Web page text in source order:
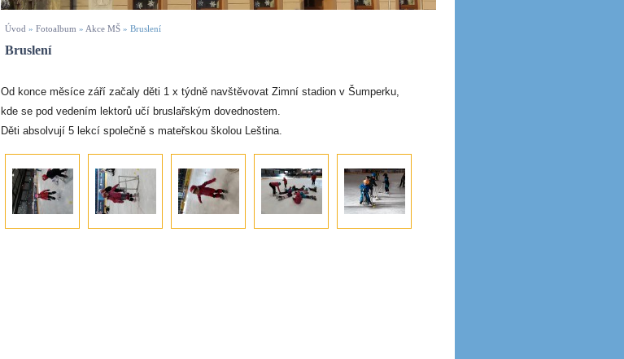
Úvod » Fotoalbum » Akce MŠ » Bruslení
Bruslení
Od konce měsíce září začaly děti 1 x týdně navštěvovat Zimní stadion v Šumperku,
kde se pod vedením lektorů učí bruslařským dovednostem.
Děti absolvují 5 lekcí společně s mateřskou školou Leština.